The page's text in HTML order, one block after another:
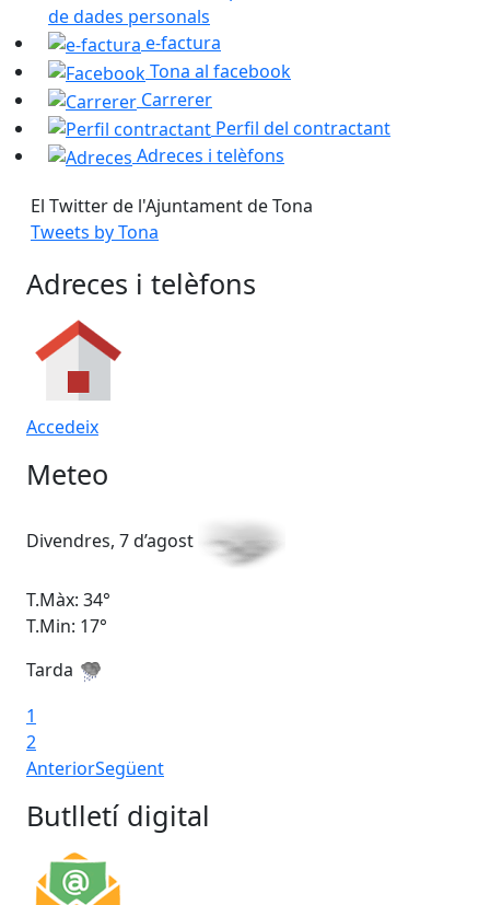
de dades personals
e-factura
Tona al facebook
Carrerer
Perfil del contractant
El Twitter de l'Ajuntament de Tona
T.Màx: 34°
1
2
Butlletí digital